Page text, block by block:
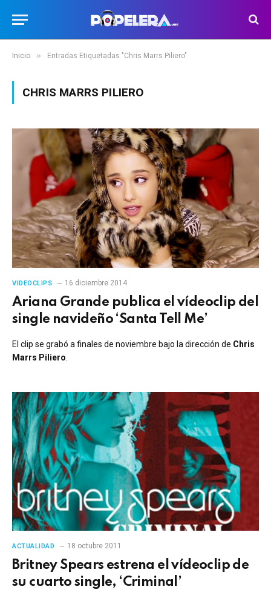
Inicio » Entradas Etiquetadas "Chris Marrs Piliero"
CHRIS MARRS PILIERO
VIDEOCLIPS 16 diciembre 2014
Ariana Grande publica el vídeoclip del
single navideño ‘Santa Tell Me’
El clip se grabó a finales de noviembre bajo la dirección de Chris
Marrs Piliero
ACTUALIDAD 18 octubre 2011
Britney Spears estrena el vídeoclip de
su cuarto single, ‘Criminal’